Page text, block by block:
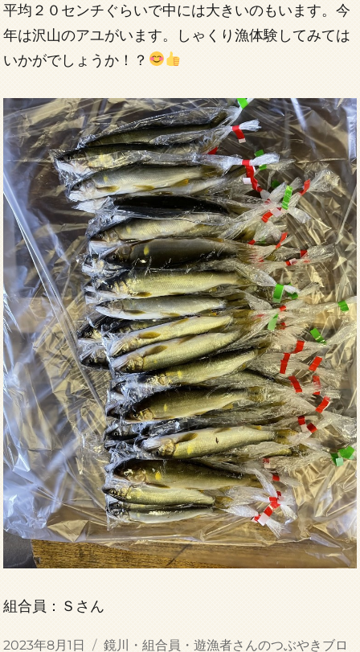
平均２０センチぐらいで中には大きいのもいます。今
年は沢山のアユがいます。しゃくり漁体験してみては
いかがでしょうか！？
組合員：Ｓさん
投
2023年8月1日 カ
鏡川・組合員・遊漁者さんのつぶやきブロ